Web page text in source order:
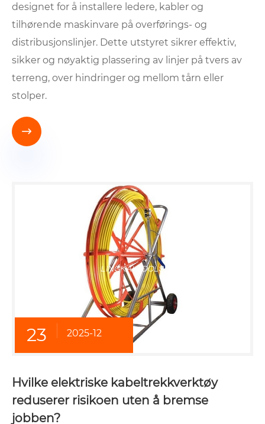
designet for å installere ledere, kabler og
tilhørende maskinvare på overførings- og
distribusjonslinjer. Dette utstyret sikrer effektiv,
sikker og nøyaktig plassering av linjer på tvers av
terreng, over hindringer og mellom tårn eller
stolper.

23 2025-12
Hvilke elektriske kabeltrekkverktøy
reduserer risikoen uten å bremse
jobben?